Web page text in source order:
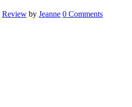
Review by Jeanne 0 Comments